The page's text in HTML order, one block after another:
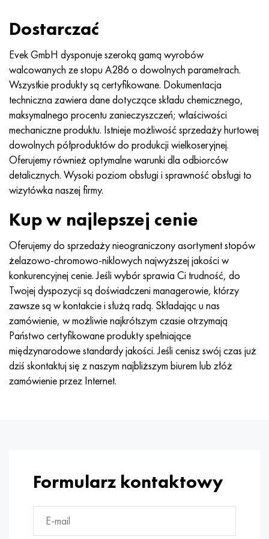
Dostarczać
Evek GmbH dysponuje szeroką gamą wyrobów
walcowanych ze stopu A286 o dowolnych parametrach.
Wszystkie produkty są certyfikowane. Dokumentacja
techniczna zawiera dane dotyczące składu chemicznego,
maksymalnego procentu zanieczyszczeń; właściwości
mechaniczne produktu. Istnieje możliwość sprzedaży hurtowej
dowolnych półproduktów do produkcji wielkoseryjnej.
Oferujemy również optymalne warunki dla odbiorców
detalicznych. Wysoki poziom obsługi i sprawność obsługi to
wizytówka naszej firmy.
Kup w najlepszej cenie
Oferujemy do sprzedaży nieograniczony asortyment stopów
żelazowo-chromowo-niklowych najwyższej jakości w
konkurencyjnej cenie. Jeśli wybór sprawia Ci trudność, do
Twojej dyspozycji są doświadczeni managerowie, którzy
zawsze są w kontakcie i służą radą. Składając u nas
zamówienie, w możliwie najkrótszym czasie otrzymają
Państwo certyfikowane produkty spełniające
międzynarodowe standardy jakości. Jeśli cenisz swój czas już
dziś skontaktuj się z naszym najbliższym biurem lub złóż
zamówienie przez Internet.
Formularz kontaktowy
Multimet n155
Nikrofer 5923 HMO
Nicrofer 6030
Nitronik 40
Nitronik 50
Nitronika 60
Nitronik 75
Nimonic 80a
Nimonic 90
Nimonic 263
Haynesa 25
Haynesa 188
Hastelloy c4
Hastelloy c22
68NKhVKTYu
79NM, Magnifer 7904
80 mil morskich
80NMV-VI
80NHS
81HMA
Rodzaje stopów precyzyjnych
Bimetale termostatyczne
rura precyzyjna
XN70YU
HN75MBTYu
XN75TBYu
XN77TYu
XN77TYUR
ХН78Т
HN80TBY
N65M, EP982
H70MFV
TL5
NA 6
TS-6
14 tytan
SP-17
40 tytanu
1.4570-aisi303Cu
1.4574 - Stop PH 15-7 Mo®
1.4580 - AISI 316Cb
1.4597 - AISI 204Cu
Stop 28 - 1.4563
Stop 31 - 1.4562
Stop 254smo® - 1.4547
Stop 926 - 1.4529
AM-350 - poprawka 5548
AM-355 - poprawka 5547
Custom 450® - bez S45000
Grecki Ascoloy 418
18X11MNFB
18X12VMBFR
20X12VNMF
20Х3MFW
21NKMT
37X12N8G8MFB
40X10X2M
40Х9С2
45Х14Н14В2М
50X14MF
65X13
90X18MF
30hg, 30hg
30hgsa, 30hgsa
30hgsn2a, 30hgsna
30xn2ma, 30CrNiMo8
30хн3а, 31nicr14
34khn3ma, 36NiCrMo16, 35NiCrMo16
35hg, 35hg
35hgsa, 35hgsa
ac35g2, 36smnpb14, 1.0765
38x2n2ma, 34CrNiMo6, 40NiCrMo7
40hn2ma, 34CrNiMo4, 36hnm
38h, 37h
38XM, 42CrMo4, AISI 1.7225
40ХН, 36NiCr6, AISI 3135